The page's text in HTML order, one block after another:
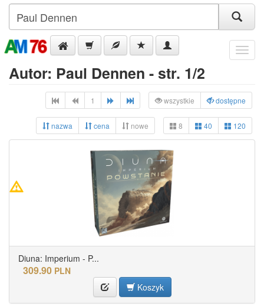
Menu
Autor: Paul Dennen - str. 1/2
1 wszystkie dostępne
nazwa cena nowe 8 40 120
Diuna: Imperium - P...
309.90 PLN
Koszyk